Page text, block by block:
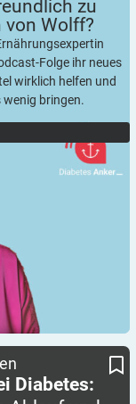
zu
von Wolff?
Folge ihr neues
wirklich helfen und
bringen.
im Alltag
Diabetes: